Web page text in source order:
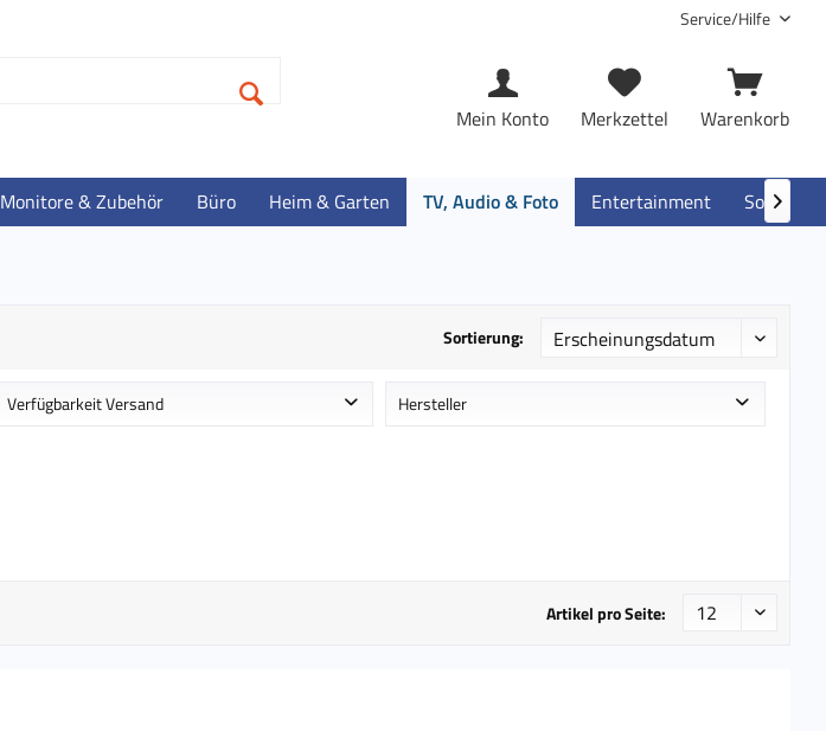
Service/Hilfe
Warenkorb
Merkzettel
Mein Konto
Monitore & Zubehör Büro Heim & Garten TV, Audio & Foto Entertainment Software

Sortierung:
Verfügbarkeit Versand Hersteller
Artikel pro Seite: